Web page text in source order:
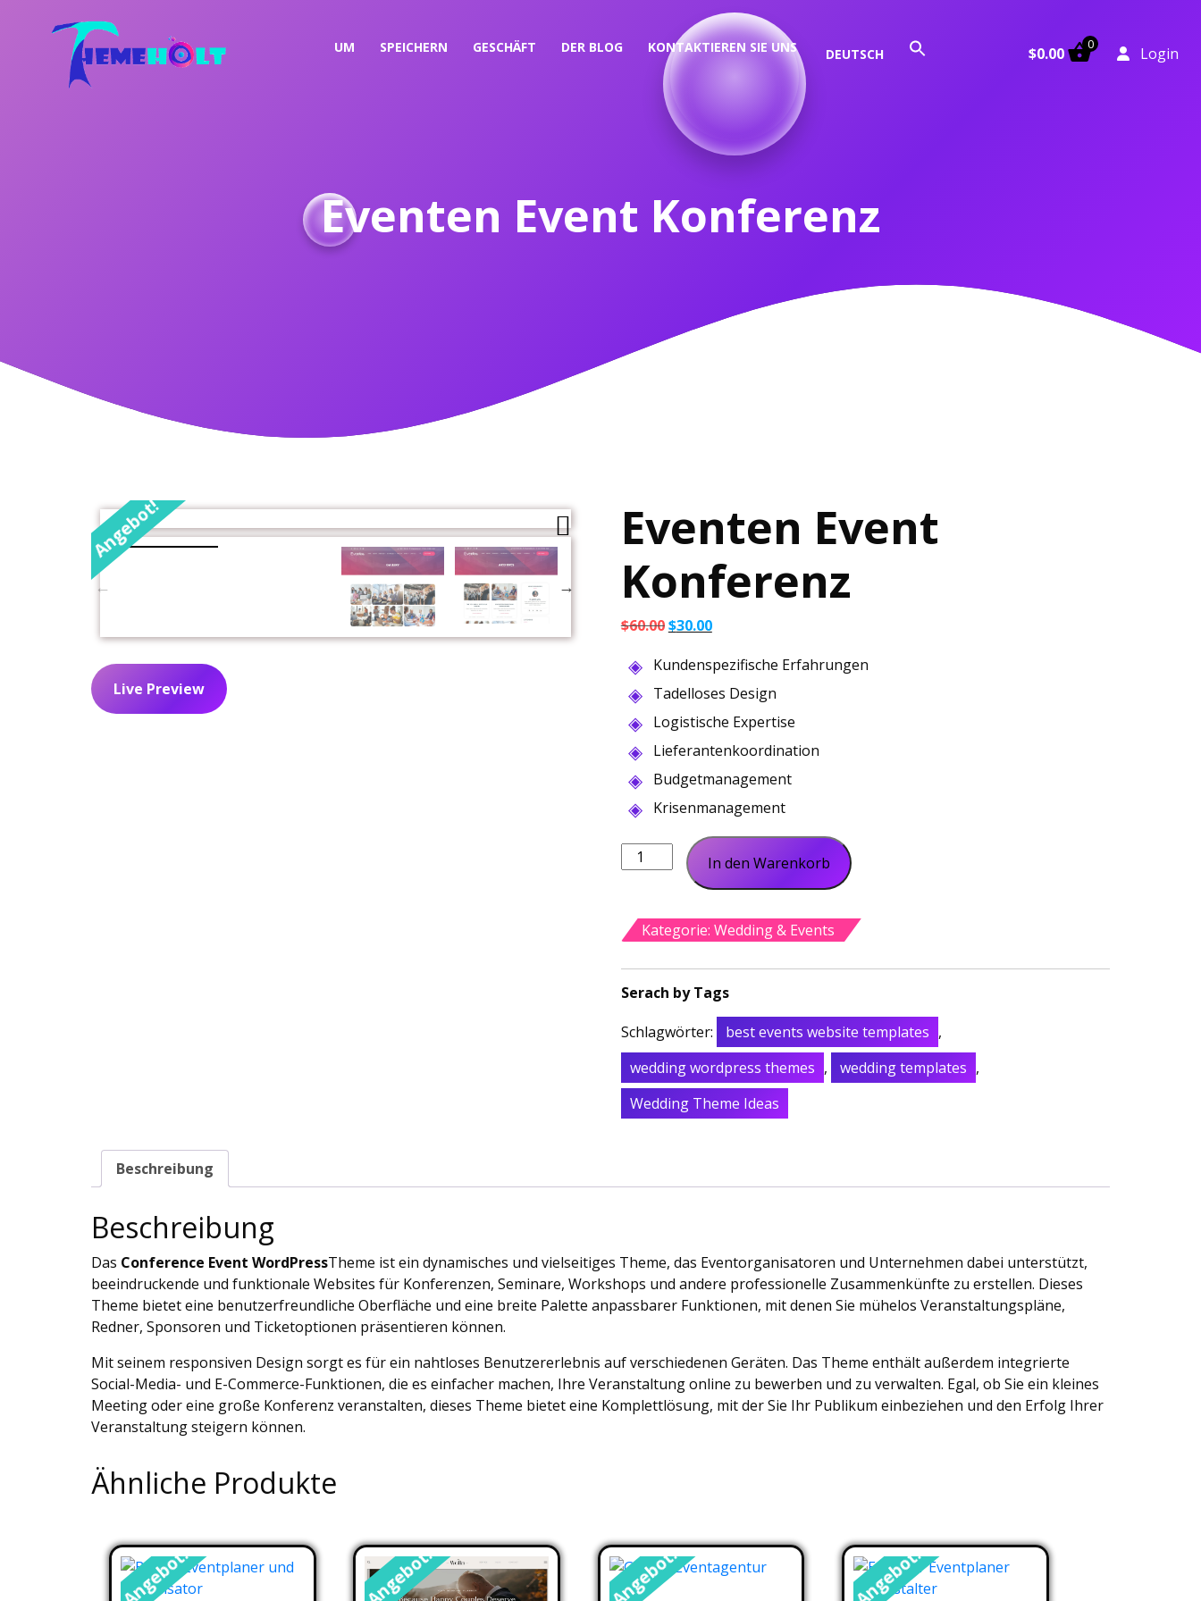
UM SPEICHERN GESCHÄFT DER BLOG KONTAKTIEREN SIE UNS DEUTSCH $0.00 0 Login
Eventen Event Konferenz
Angebot!
Live Preview
Eventen Event
Konferenz
$60.00Ursprünglicher
war:
$60.00
$30.00Aktueller
ist:
$30.00.
Kundenspezifische Erfahrungen
Tadelloses Design
Logistische Expertise
Lieferantenkoordination
Budgetmanagement
Krisenmanagement
Eventen
Event
Menge
In den Warenkorb
Kategorie: Wedding & Events
Schlagwörter: best events website templates ,
wedding wordpress themes , wedding templates ,
Wedding Theme Ideas
Beschreibung
Beschreibung
Das Conference Event WordPressTheme ist ein dynamisches und vielseitiges Theme, das Eventorganisatoren und Unternehmen dabei unterstützt,
beeindruckende und funktionale Websites für Konferenzen, Seminare, Workshops und andere professionelle Zusammenkünfte zu erstellen. Dieses
Theme bietet eine benutzerfreundliche Oberfläche und eine breite Palette anpassbarer Funktionen, mit denen Sie mühelos Veranstaltungspläne,
Redner, Sponsoren und Ticketoptionen präsentieren können.
Mit seinem responsiven Design sorgt es für ein nahtloses Benutzererlebnis auf verschiedenen Geräten. Das Theme enthält außerdem integrierte
Social-Media- und E-Commerce-Funktionen, die es einfacher machen, Ihre Veranstaltung online zu bewerben und zu verwalten. Egal, ob Sie ein kleines
Meeting oder eine große Konferenz veranstalten, dieses Theme bietet eine Komplettlösung, mit der Sie Ihr Publikum einbeziehen und den Erfolg Ihrer
Veranstaltung steigern können.
Ähnliche Produkte
Angebot! Angebot! Angebot! Angebot!